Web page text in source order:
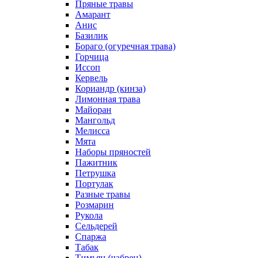
Пряные травы
Амарант
Анис
Базилик
Бораго (огуречная трава)
Горчица
Иссоп
Кервель
Кориандр (кинза)
Лимонная трава
Майоран
Мангольд
Мелисса
Мята
Наборы пряностей
Пажитник
Петрушка
Портулак
Разные травы
Розмарин
Рукола
Сельдерей
Спаржа
Табак